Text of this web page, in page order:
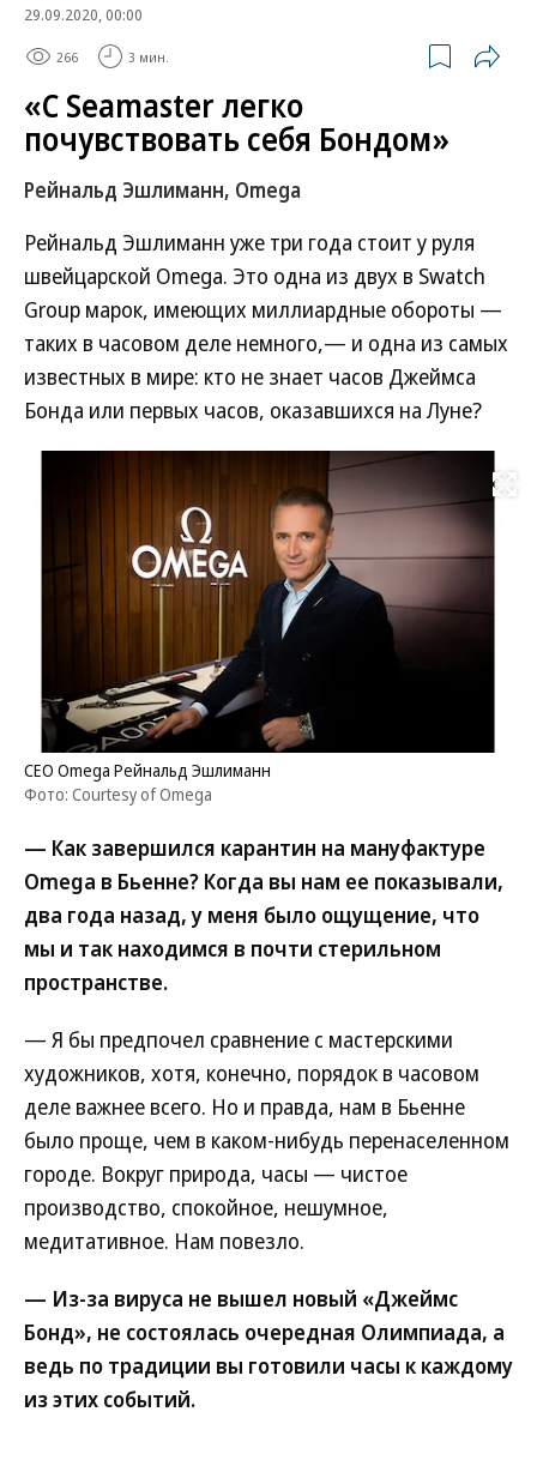
29.09.2020, 00:00
266 3 мин.
«С Seamaster легко
почувствовать себя Бондом»
Рейнальд Эшлиманн, Omega
Рейнальд Эшлиманн уже три года стоит у руля
швейцарской Omega. Это одна из двух в Swatch
Group марок, имеющих миллиардные обороты —
таких в часовом деле немного,— и одна из самых
известных в мире: кто не знает часов Джеймса
Бонда или первых часов, оказавшихся на Луне?
CEO Omega Рейнальд Эшлиманн
Фото: Courtesy of Omega
— Как завершился карантин на мануфактуре
Omega в Бьенне? Когда вы нам ее показывали,
два года назад, у меня было ощущение, что
мы и так находимся в почти стерильном
пространстве.
— Я бы предпочел сравнение с мастерскими
художников, хотя, конечно, порядок в часовом
деле важнее всего. Но и правда, нам в Бьенне
было проще, чем в каком-нибудь перенаселенном
городе. Вокруг природа, часы — чистое
производство, спокойное, нешумное,
медитативное. Нам повезло.
— Из-за вируса не вышел новый «Джеймс
Бонд», не состоялась очередная Олимпиада, а
ведь по традиции вы готовили часы к каждому
из этих событий.